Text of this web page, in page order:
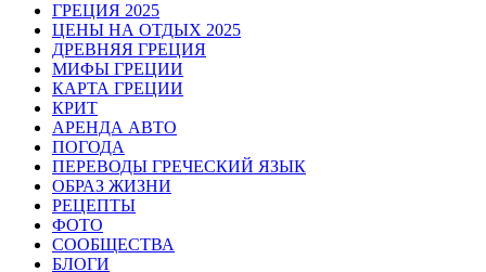
ГРЕЦИЯ 2025
ЦЕНЫ НА ОТДЫХ 2025
ДРЕВНЯЯ ГРЕЦИЯ
МИФЫ ГРЕЦИИ
КАРТА ГРЕЦИИ
КРИТ
АРЕНДА АВТО
ПОГОДА
ПЕРЕВОДЫ ГРЕЧЕСКИЙ ЯЗЫК
ОБРАЗ ЖИЗНИ
РЕЦЕПТЫ
ФОТО
СООБЩЕСТВА
БЛОГИ